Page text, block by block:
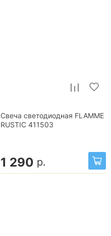
Свеча светодиодная FLAMME
RUSTIC 411503
1 290 р.